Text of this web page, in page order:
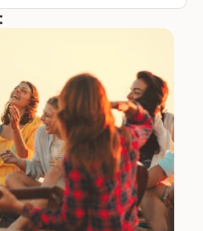
Politechnice Gdańskiej i posiada
menedżerskie w dużych
Jako Dyrektor ds. Rozwoju Lyra
podcasty. Wierzy, że podstawą
sen, aktywność i
uwagą śledzi, jaki potencjał dla
rozwój AI.